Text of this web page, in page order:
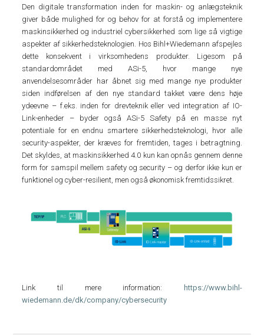
Den digitale transformation inden for maskin- og anlægsteknik
giver både mulighed for og behov for at forstå og implementere
maskinsikkerhed og industriel cybersikkerhed som lige så vigtige
aspekter af sikkerhedsteknologien. Hos Bihl+Wiedemann afspejles
dette konsekvent i virksomhedens produkter. Ligesom på
standardområdet med ASi-5, hvor mange nye
anvendelsesområder har åbnet sig med mange nye produkter
siden indførelsen af den nye standard takket være dens høje
ydeevne – f.eks. inden for drevteknik eller ved integration af IO-
Link-enheder – byder også ASi-5 Safety på en masse nyt
potentiale for en endnu smartere sikkerhedsteknologi, hvor alle
security-aspekter, der kræves for fremtiden, tages i betragtning.
Det skyldes, at maskinsikkerhed 4.0 kun kan opnås gennem denne
form for samspil mellem safety og security – og derfor ikke kun er
funktionel og cyber-resilient, men også økonomisk fremtidssikret.
Link til mere information: https://www.bihl-
wiedemann.de/dk/company/cybersecurity